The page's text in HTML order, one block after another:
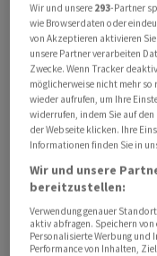
Es ist bereits der
Jahresrate. In den
dagegen deutlich
vergangenen Jahr
war.
Die Statistiker
allem mit höheren
wirkten in die
Gesamtinflation
vielen anderen
Wir und unsere 293-Partner
wie Browserdaten oder
von Akzeptieren aktivieren
unsere Partner verarbeiten
Zwecke. Wenn Tracker
möglicherweise nicht mehr so
wieder aufrufen, um Ihre
widerrufen, indem Sie auf
der Webseite klicken. Ihre
Informationen finden Sie in
Wir und unsere
bereitzustellen:
Verwendung genauer
aktiv abfragen. Speichern
Personalisierte Werbung und
Performance von Inhalten,